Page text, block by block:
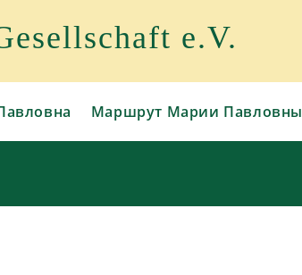
e.V.
Маршрут Марии Павловны